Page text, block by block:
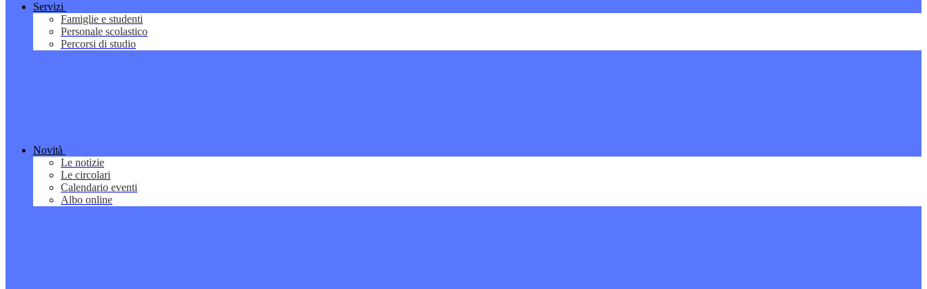
Servizi
Famiglie e studenti
Personale scolastico
Percorsi di studio
Novità
Le notizie
Le circolari
Calendario eventi
Albo online